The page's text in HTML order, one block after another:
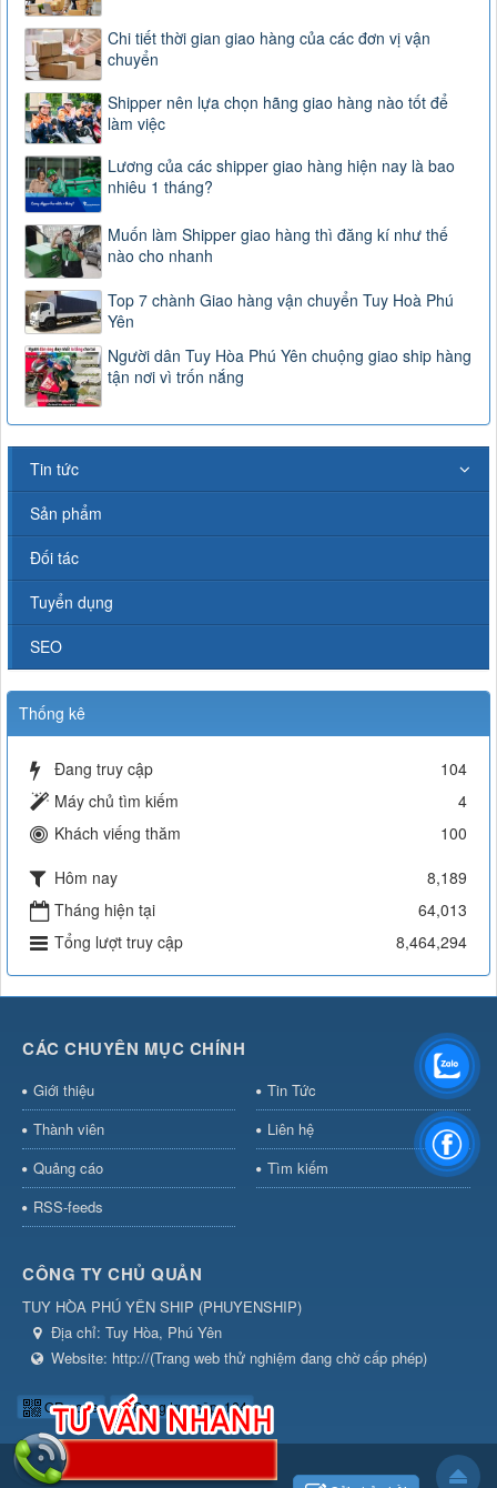
Chi tiết thời gian giao hàng của các đơn vị vận
chuyển
Shipper nên lựa chọn hãng giao hàng nào tốt để
làm việc
Lương của các shipper giao hàng hiện nay là bao
nhiêu 1 tháng?
Muốn làm Shipper giao hàng thì đăng kí như thế
nào cho nhanh
Top 7 chành Giao hàng vận chuyển Tuy Hoà Phú
Yên
Người dân Tuy Hòa Phú Yên chuộng giao ship hàng
tận nơi vì trốn nắng
Tin tức
Sản phẩm
Đối tác
Tuyển dụng
SEO
Thống kê
Đang truy cập
104
Máy chủ tìm kiếm
4
Khách viếng thăm
100
Hôm nay
8,189
Tháng hiện tại
64,013
Tổng lượt truy cập
8,464,294
CÁC CHUYÊN MỤC CHÍNH
Giới thiệu
Tin Tức
Thành viên
Liên hệ
Quảng cáo
Tìm kiếm
RSS-feeds
CÔNG TY CHỦ QUẢN
TUY HÒA PHÚ YÊN SHIP (PHUYENSHIP)
Địa chỉ: Tuy Hòa, Phú Yên
Website: http://(Trang web thử nghiệm đang chờ cấp phép)
QR-code Đang truy cập: 104